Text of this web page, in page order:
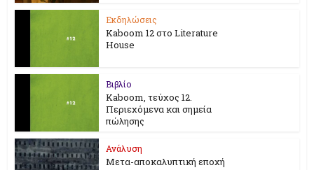
Εκδηλώσεις
Kaboom 12 στο Literature
House
Βιβλίο
Kaboom, τεύχος 12.
Περιεχόμενα και σημεία
πώλησης
Ανάλυση
Μετα-αποκαλυπτική εποχή